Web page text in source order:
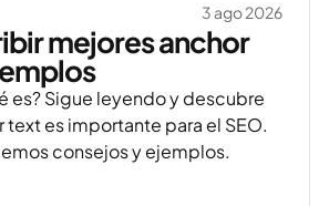
3 ago 2026
mejores anchor
es? Sigue leyendo y descubre
text es importante para el SEO.
consejos y ejemplos.